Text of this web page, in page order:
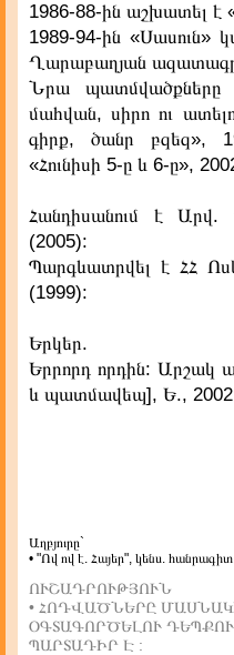
1986-88-ին աշխատել է
1989-94-ին «Սասուն»
Ղարաբաղյան
Նրա պատմվածքները
մահվան, սիրո ու
գիրք, ծանր բզեզ»,
«Հունիսի 5-ը և 6-ը»,
Հանդիսանում է Արվ.
(2005):
Պարգևատրվել է ՀՀ
(1999):
Երկեր.
Երրորդ որդին:
և պատմավեպ], Ե.,
Աղբյուրը`
• "Ով ով է. Հայեր", կենս.
ՈՒՇԱԴՐՈՒԹՅՈՒՆ
• ՀՈԴՎԱԾՆԵՐԸ
ՕԳՏԱԳՈՐԾԵԼՈՒ
ՊԱՐՏԱԴԻՐ Է :